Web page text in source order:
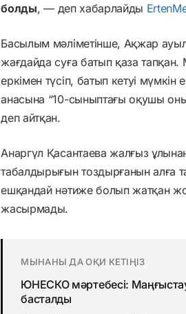
болды, — деп хабарлайды
Басылым мәліметінше, Ақжар
жағдайда суға батып қаза
еркімен түсіп, батып кетуі
анасына “10-сыныптағы оқушы
деп айтқан.
Анаргүл Қасантаева жалғыз
табалдырығын тоздырғанын алға
ешқандай нәтиже болып жатқан
жасырмады.
МЫНАНЫ ДА ОҚИ КЕТІҢІЗ
ЮНЕСКО мәртебесі:
басталды